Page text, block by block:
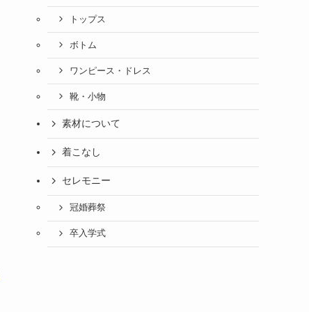
トップス
ボトム
ワンピース・ドレス
靴・小物
素材について
着こなし
セレモニー
冠婚葬祭
卒入学式